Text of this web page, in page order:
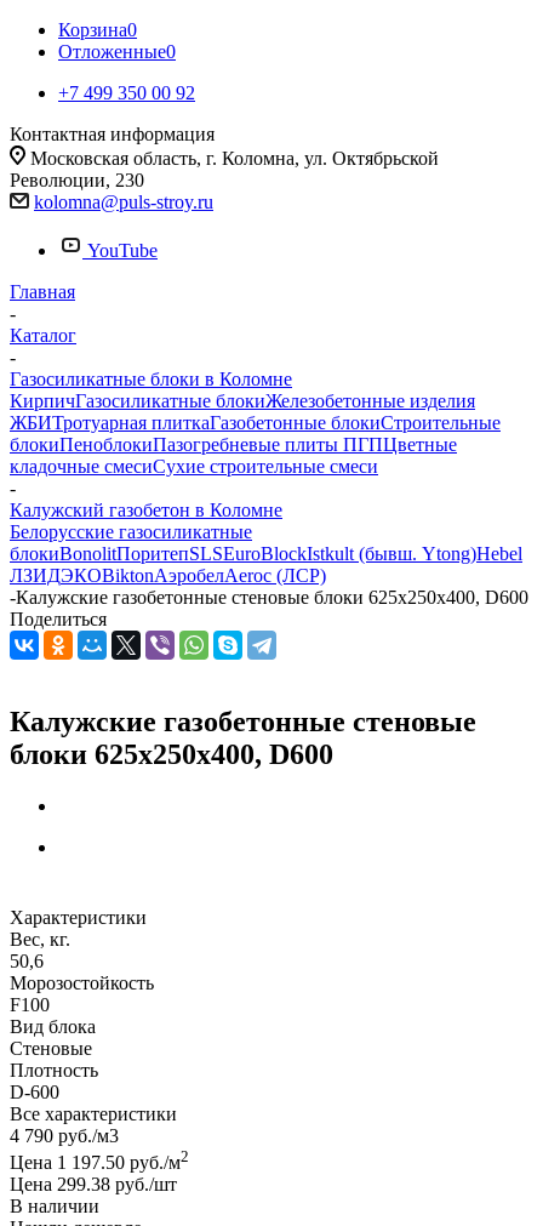
Корзина0
Отложенные0
+7 499 350 00 92
Контактная информация
Московская область, г. Коломна, ул. Октябрьской
Революции, 230
kolomna@puls-stroy.ru
YouTube
Главная
-
Каталог
-
Газосиликатные блоки в Коломне
КирпичГазосиликатные блокиЖелезобетонные изделия
ЖБИТротуарная плиткаГазобетонные блокиСтроительные
блокиПеноблокиПазогребневые плиты ПГПЦветные
кладочные смесиСухие строительные смеси
-
Калужский газобетон в Коломне
Белорусские газосиликатные
блокиBonolitПоритепSLSEuroBlockIstkult (бывш. Ytong)Hebel
ЛЗИДЭКОBiktonАэробелAeroc (ЛСР)
-Калужские газобетонные стеновые блоки 625x250x400, D600
Поделиться
Калужские газобетонные стеновые
блоки 625x250x400, D600
Характеристики
Вес, кг.
50,6
Морозостойкость
F100
Вид блока
Стеновые
Плотность
D-600
Все характеристики
4 790 руб./м3
Цена 1 197.50 руб./м2
Цена 299.38 руб./шт
В наличии